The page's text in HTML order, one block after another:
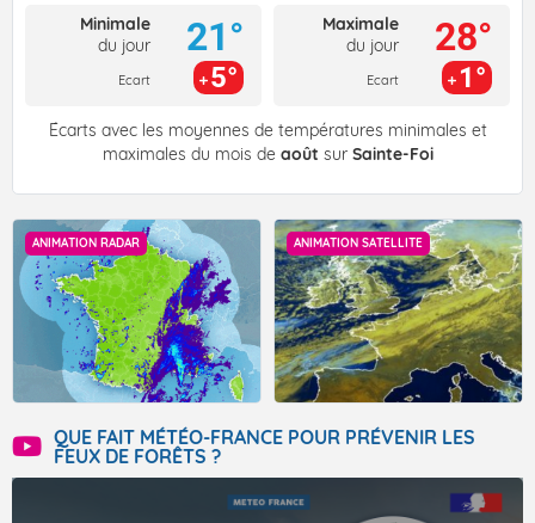
Minimale
du jour
Ecart
21°
5°
Maximale
du jour
Ecart
28°
1°
Écarts avec les moyennes de températures minimales et
maximales du mois de août sur Sainte-Foi
ANIMATION RADAR ANIMATION SATELLITE
QUE FAIT MÉTÉO-FRANCE POUR PRÉVENIR LES
FEUX DE FORÊTS ?